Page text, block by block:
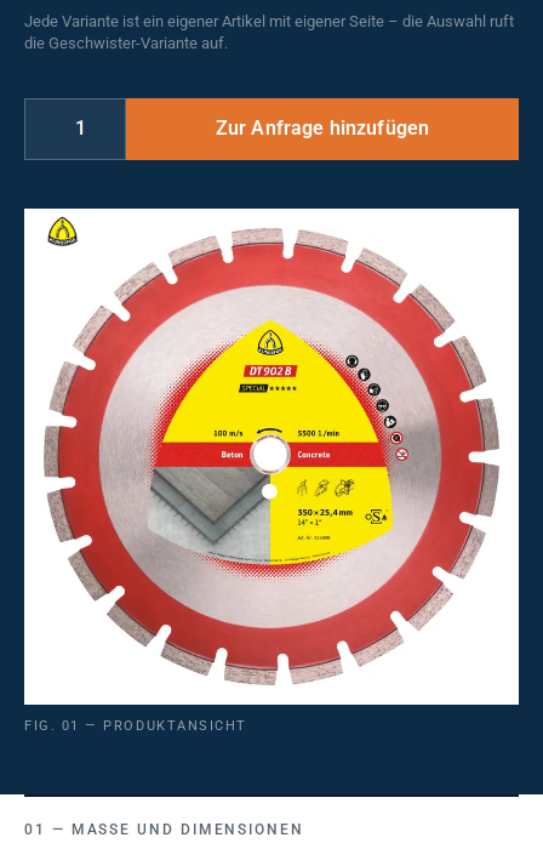
Jede Variante ist ein eigener Artikel mit eigener Seite – die Auswahl ruft
die Geschwister-Variante auf.
FIG. 01 — PRODUKTANSICHT
MASSE UND DIMENSIONEN